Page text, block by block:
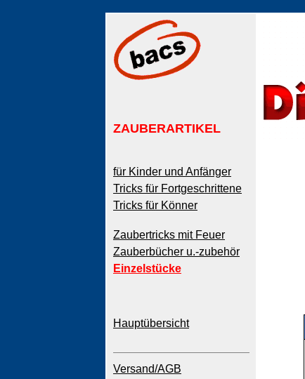
ZAUBERARTIKEL
für Kinder und Anfänger
Tricks für Fortgeschrittene
Tricks für Könner
Zaubertricks mit Feuer
Zauberbücher u.-zubehör
Einzelstücke
Hauptübersicht
Versand/AGB